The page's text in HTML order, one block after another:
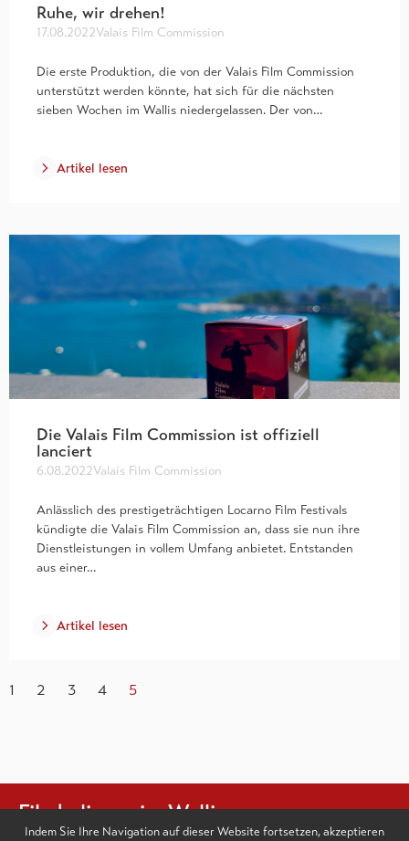
Ruhe, wir drehen!
17.08.2022Valais Film Commission
Die erste Produktion, die von der Valais Film Commission
unterstützt werden könnte, hat sich für die nächsten
sieben Wochen im Wallis niedergelassen. Der von…
Artikel lesen
Die Valais Film Commission ist offiziell
lanciert
6.08.2022Valais Film Commission
Anlässlich des prestigeträchtigen Locarno Film Festivals
kündigte die Valais Film Commission an, dass sie nun ihre
Dienstleistungen in vollem Umfang anbietet. Entstanden
aus einer…
Artikel lesen
1 2 3 4 5
Filmkulissen im Wallis
Indem Sie Ihre Navigation auf dieser Website fortsetzen, akzeptieren